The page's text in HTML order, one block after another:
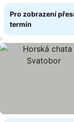
Pro zobrazení
termín